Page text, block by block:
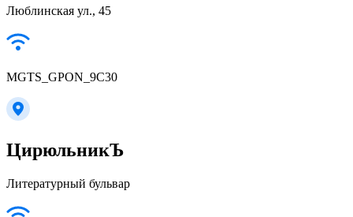
Люблинская ул., 45
MGTS_GPON_9C30
ЦирюльникЪ
Литературный бульвар